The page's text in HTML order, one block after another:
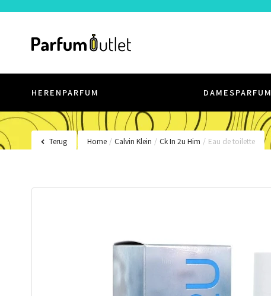
HERENPARFUM DAMESPARFUM
Terug Home / Calvin Klein / Ck In 2u Him / Eau de toilette